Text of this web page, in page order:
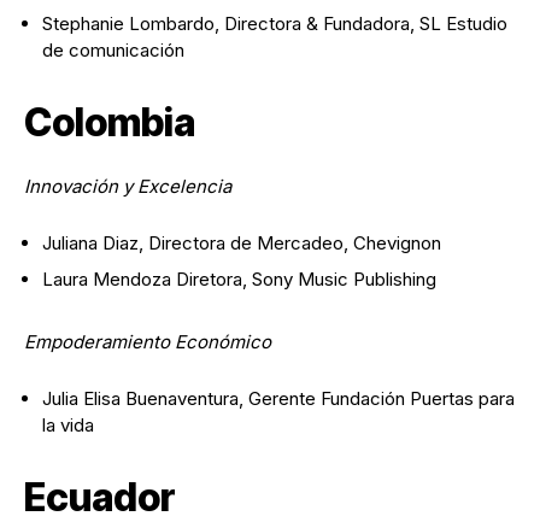
Stephanie Lombardo, Directora & Fundadora, SL Estudio
de comunicación
Colombia
Innovación y Excelencia
Juliana Diaz, Directora de Mercadeo, Chevignon
Laura Mendoza Diretora, Sony Music Publishing
Empoderamiento Económico
Julia Elisa Buenaventura, Gerente Fundación Puertas para
la vida
Ecuador